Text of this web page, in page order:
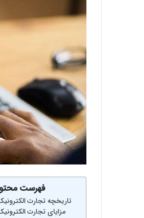
فهرست
تاریخچه تجارت
مزایای تجارت